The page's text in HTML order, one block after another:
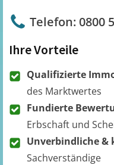
Telefon: 0800
Ihre Vorteile
Qualifizierte
des Marktwertes
Fundierte
Erbschaft und
Unverbindliche &
Sachverständige